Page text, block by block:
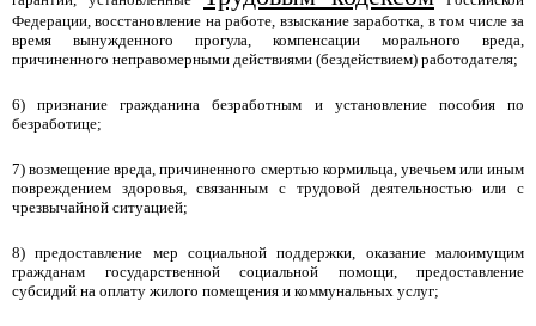
Федерации, восстановление на работе, взыскание заработка, в том числе за
время вынужденного прогула, компенсации морального вреда,
причиненного неправомерными действиями (бездействием) работодателя;
6) признание гражданина безработным и установление пособия по
безработице;
7) возмещение вреда, причиненного смертью кормильца, увечьем или иным
повреждением здоровья, связанным с трудовой деятельностью или с
чрезвычайной ситуацией;
8) предоставление мер социальной поддержки, оказание малоимущим
гражданам государственной социальной помощи, предоставление
субсидий на оплату жилого помещения и коммунальных услуг;